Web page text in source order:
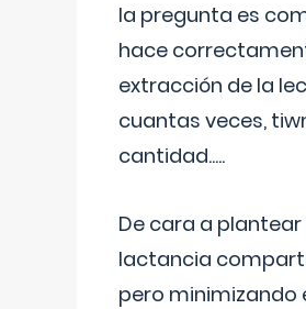
la pregunta es
hace
extracción de la
cuantas veces,
cantidad.....
De cara a plantear
lactancia
pero minimizando